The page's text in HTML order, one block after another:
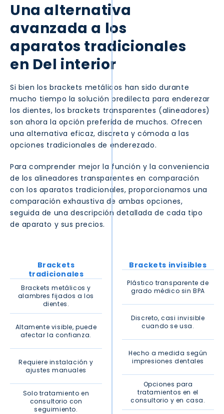
Una alternativa
avanzada a los
aparatos tradicionales
en Del interior
Si bien los brackets metálicos han sido durante
mucho tiempo la solución predilecta para enderezar
los dientes, los brackets transparentes (alineadores)
son ahora la opción preferida de muchos. Ofrecen
una alternativa eficaz, discreta y cómoda a las
opciones tradicionales de enderezado.
Para comprender mejor la función y la conveniencia
de los alineadores transparentes en comparación
con los aparatos tradicionales, proporcionamos una
comparación exhaustiva de ambas opciones,
seguida de una descripción detallada de cada tipo
de aparato y sus precios.
Brackets
tradicionales
Brackets metálicos y
alambres fijados a los
dientes.
Altamente visible, puede
afectar la confianza.
Requiere instalación y
ajustes manuales
Solo tratamiento en
consultorio con
seguimiento.
Brackets invisibles
Plástico transparente de
grado médico sin BPA
Discreto, casi invisible
cuando se usa.
Hecho a medida según
impresiones dentales
Opciones para
tratamientos en el
consultorio y en casa.